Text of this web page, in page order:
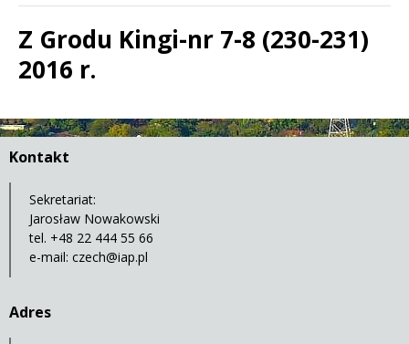
Z Grodu Kingi-nr 7-8 (230-231)
2016 r.
Treść
Kontakt
Sekretariat:
Jarosław Nowakowski
tel. +48 22 444 55 66
e-mail: czech@iap.pl
Adres